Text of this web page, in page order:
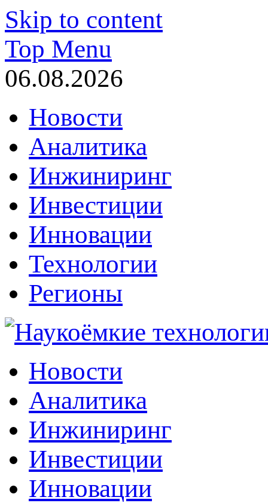
Skip to content
Top Menu
06.08.2026
Новости
Аналитика
Инжиниринг
Инвестиции
Инновации
Технологии
Регионы
Наукоёмкие технологии: инжиниринг, инвестиции, инновации
Новости
Аналитика
Инжиниринг
Инвестиции
Инновации